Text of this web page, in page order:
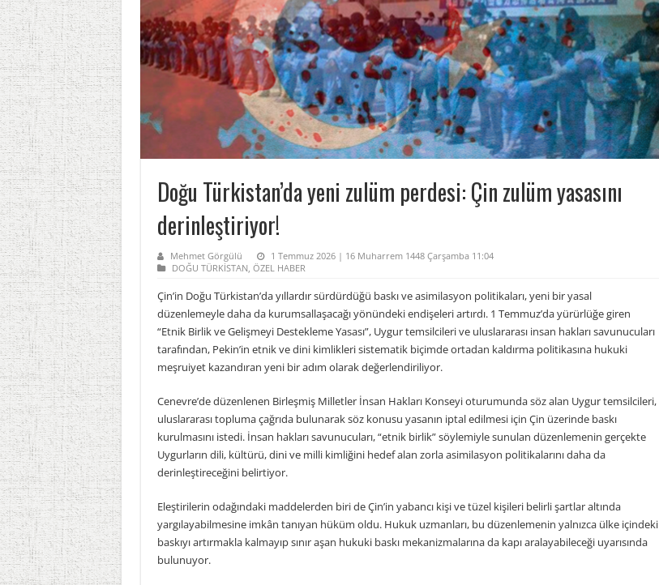
Doğu Türkistan’da yeni zulüm perdesi: Çin zulüm yasasını
derinleştiriyor!
Mehmet Görgülü
1 Temmuz 2026 | 16 Muharrem 1448 Çarşamba 11:04
DOĞU TÜRKİSTAN, ÖZEL HABER
Çin’in Doğu Türkistan’da yıllardır sürdürdüğü baskı ve asimilasyon politikaları, yeni bir yasal
düzenlemeyle daha da kurumsallaşacağı yönündeki endişeleri artırdı. 1 Temmuz’da yürürlüğe giren
“Etnik Birlik ve Gelişmeyi Destekleme Yasası”, Uygur temsilcileri ve uluslararası insan hakları savunucuları
tarafından, Pekin’in etnik ve dini kimlikleri sistematik biçimde ortadan kaldırma politikasına hukuki
meşruiyet kazandıran yeni bir adım olarak değerlendiriliyor.
Cenevre’de düzenlenen Birleşmiş Milletler İnsan Hakları Konseyi oturumunda söz alan Uygur temsilcileri,
uluslararası topluma çağrıda bulunarak söz konusu yasanın iptal edilmesi için Çin üzerinde baskı
kurulmasını istedi. İnsan hakları savunucuları, “etnik birlik” söylemiyle sunulan düzenlemenin gerçekte
Uygurların dili, kültürü, dini ve milli kimliğini hedef alan zorla asimilasyon politikalarını daha da
derinleştireceğini belirtiyor.
Eleştirilerin odağındaki maddelerden biri de Çin’in yabancı kişi ve tüzel kişileri belirli şartlar altında
yargılayabilmesine imkân tanıyan hüküm oldu. Hukuk uzmanları, bu düzenlemenin yalnızca ülke içindeki
baskıyı artırmakla kalmayıp sınır aşan hukuki baskı mekanizmalarına da kapı aralayabileceği uyarısında
bulunuyor.